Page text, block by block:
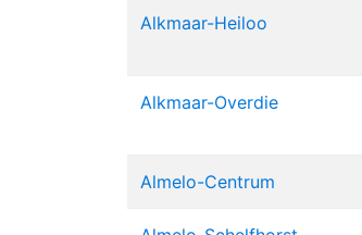
Alkmaar-Heiloo
Alkmaar-Overdie
Almelo-Centrum